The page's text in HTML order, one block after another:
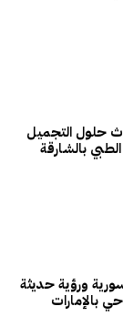
حلول التجميل
بالشارقة
ورؤية حديثة
بالإمارات